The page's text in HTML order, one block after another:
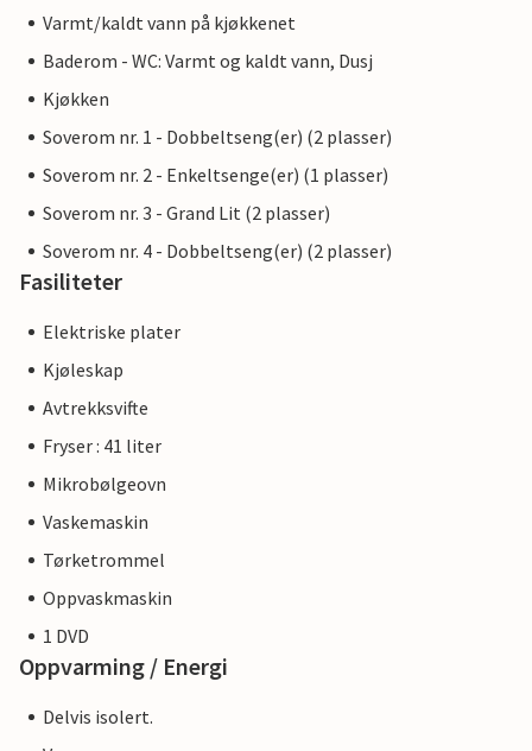
Varmt/kaldt vann på kjøkkenet
Baderom - WC: Varmt og kaldt vann, Dusj
Kjøkken
Soverom nr. 1 - Dobbeltseng(er) (2 plasser)
Soverom nr. 2 - Enkeltsenge(er) (1 plasser)
Soverom nr. 3 - Grand Lit (2 plasser)
Soverom nr. 4 - Dobbeltseng(er) (2 plasser)
Fasiliteter
Elektriske plater
Kjøleskap
Avtrekksvifte
Fryser : 41 liter
Mikrobølgeovn
Vaskemaskin
Tørketrommel
Oppvaskmaskin
1 DVD
Oppvarming / Energi
Delvis isolert.